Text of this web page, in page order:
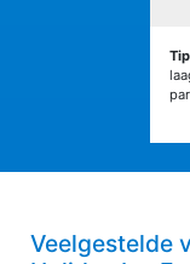
Veelgestelde